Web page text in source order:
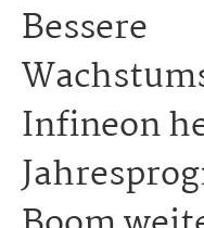
Bessere
Infineon